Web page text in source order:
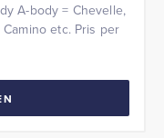
A-body = Chevelle,
Camino etc. Pris per